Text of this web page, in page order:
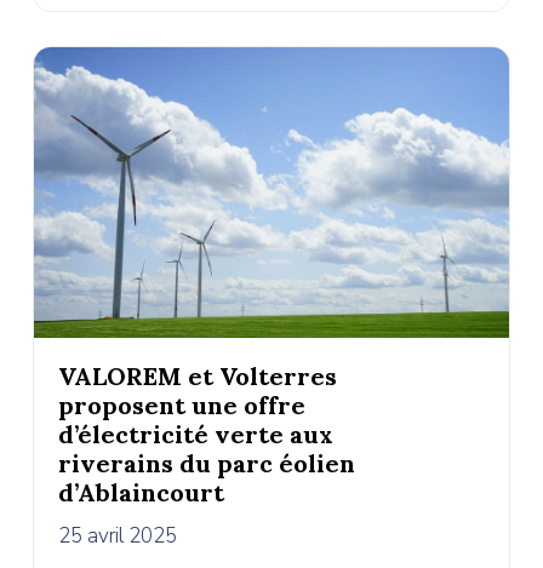
VALOREM et Volterres
proposent une offre
d’électricité verte aux
riverains du parc éolien
d’Ablaincourt
25 avril 2025